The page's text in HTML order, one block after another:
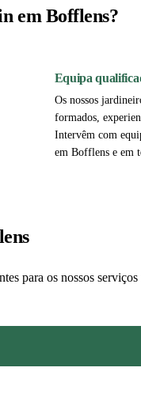
em Bofflens?
Equipa
Os nossos
formados,
Intervêm com
em Bofflens e em
para os nossos